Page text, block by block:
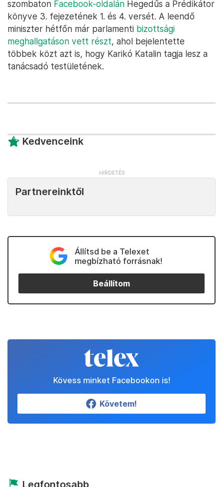
szombaton Facebook-oldalán Hegedűs a Prédikátor
könyve 3. fejezetének 1. és 4. versét. A leendő
miniszter hétfőn már parlamenti bizottsági
meghallgatáson vett részt, ahol bejelentette
többek közt azt is, hogy Karikó Katalin tagja lesz a
tanácsadó testületének.
Kedvenceink
Partnereinktől
Állítsd be a Telexet
megbízható forrásnak!
Beállítom
Kövess minket Facebookon is!
Követem!
Legfontosabb